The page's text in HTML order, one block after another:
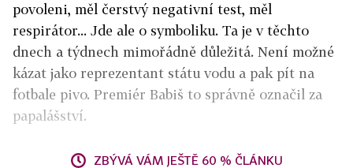
povoleni, měl čerstvý negativní test, měl
respirátor... Jde ale o symboliku. Ta je v těchto
dnech a týdnech mimořádně důležitá. Není možné
kázat jako reprezentant státu vodu a pak pít na
fotbale pivo. Premiér Babiš to správně označil za
papalášství.
ZBÝVÁ VÁM JEŠTĚ 60 % ČLÁNKU